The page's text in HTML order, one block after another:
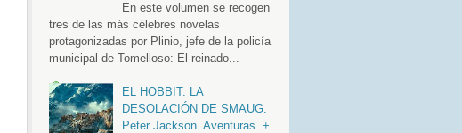
En este volumen se recogen
tres de las más célebres novelas
protagonizadas por Plinio, jefe de la policía
municipal de Tomelloso: El reinado...
EL HOBBIT: LA
DESOLACIÓN DE SMAUG.
Peter Jackson. Aventuras. +